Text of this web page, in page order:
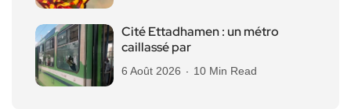
Cité Ettadhamen : un métro
caillassé par
6 Août 2026 10 Min Read